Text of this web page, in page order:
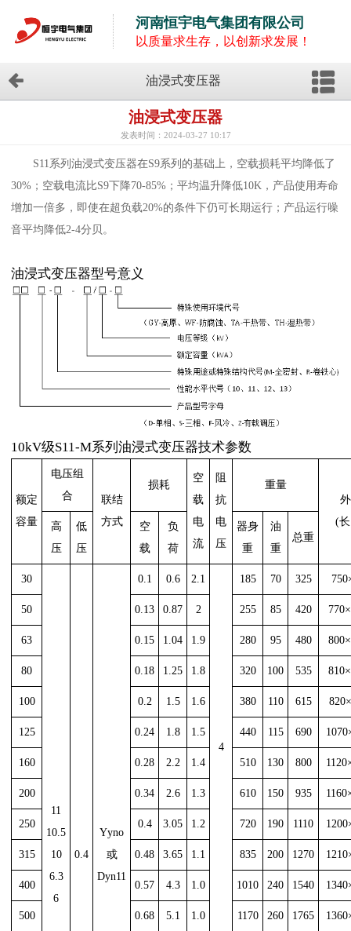
河南恒宇电气集团有限公司
以质量求生存，以创新求发展！
油浸式变压器
油浸式变压器
发表时间：2024-03-27 10:17
S11系列油浸式变压器在S9系列的基础上，空载损耗平均降低了
30%；空载电流比S9下降70-85%；平均温升降低10K，产品使用寿命
增加一倍多，即使在超负载20%的条件下仍可长期运行；产品运行噪
音平均降低2-4分贝。
油浸式变压器型号意义
10kV级S11-M系列油浸式变压器技术参数
额定
容量
电压组
合
联结
方式
损耗
空
载
电
流
阻
抗
电
压
重量
(
高
压
低
压
空
载
负
荷
器身
重
油
重
总重
30
11
10.5
10
6.3
6
0.4
Yyno
或
Dyn11
0.1 0.6 2.1
4
185 70 325
50 0.13 0.87 2 255 85 420
63 0.15 1.04 1.9 280 95 480
80 0.18 1.25 1.8 320 100 535
100 0.2 1.5 1.6 380 110 615
125 0.24 1.8 1.5 440 115 690
160 0.28 2.2 1.4 510 130 800
200 0.34 2.6 1.3 610 150 935
250 0.4 3.05 1.2 720 190 1110
315 0.48 3.65 1.1 835 200 1270
400 0.57 4.3 1.0 1010 240 1540
500 0.68 5.1 1.0 1170 260 1765